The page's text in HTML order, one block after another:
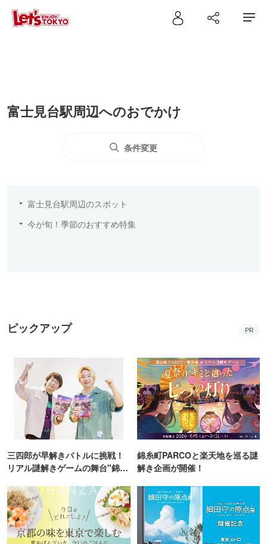
富士見台駅周辺へのおでかけ
条件変更
富士見台駅周辺のスポット
今が旬！季節のおすすめ特集
ピックアップ PR
三四郎が早解きバトルに挑戦！
リアル謎解きゲームの舞台"錦糸
錦糸町PARCOと楽天地を巡る謎
解き企画が開催！